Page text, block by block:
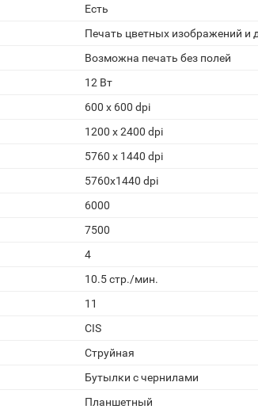
Есть
Печать цветных изображений и
Возможна печать без полей
12 Вт
600 x 600 dpi
1200 x 2400 dpi
5760 x 1440 dpi
5760x1440 dpi
6000
7500
4
10.5 стр./мин.
11
CIS
Струйная
Бутылки с чернилами
Планшетный